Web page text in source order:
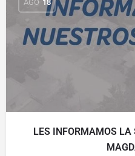
AGO 18
LES INFORMAMOS